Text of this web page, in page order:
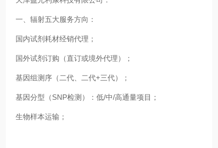
一、辐射五大服务方向：
国内试剂耗材经销代理；
国外试剂订购（直订或境外代理）；
基因组测序（二代、二代+三代）；
基因分型（SNP检测）：低/中/高通量项目；
生物样本运输；